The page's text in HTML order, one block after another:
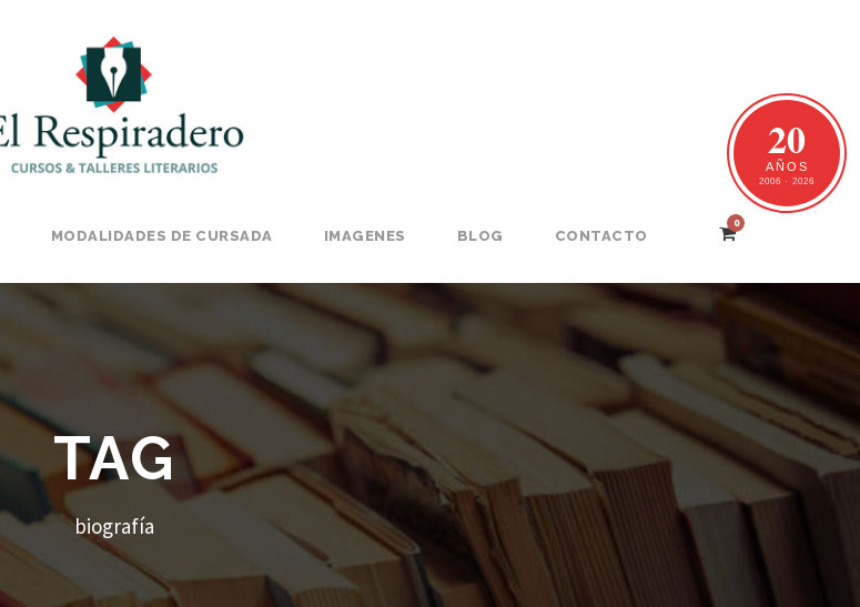
MODALIDADES DE CURSADA IMAGENES BLOG CONTACTO
0
TAG
biografía
20
AÑOS
2006 · 2026